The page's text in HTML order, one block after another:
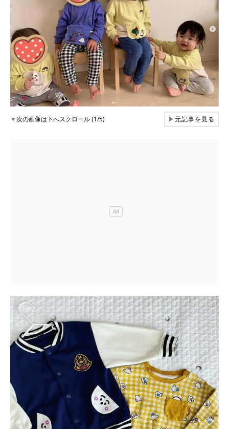
▼次の画像は下へスクロール (1/5) ▶元記事を見る